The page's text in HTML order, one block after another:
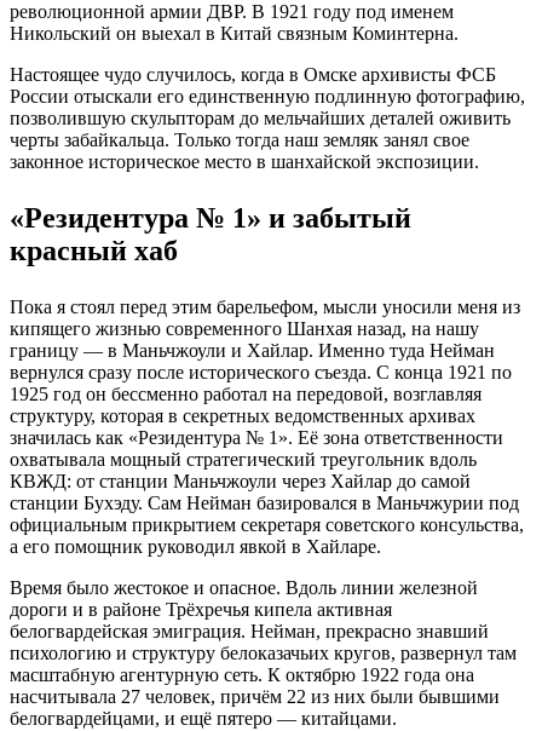
революционной армии ДВР. В 1921 году под именем
Никольский он выехал в Китай связным Коминтерна.
Настоящее чудо случилось, когда в Омске архивисты ФСБ
России отыскали его единственную подлинную фотографию,
позволившую скульпторам до мельчайших деталей оживить
черты забайкальца. Только тогда наш земляк занял свое
законное историческое место в шанхайской экспозиции.
«Резидентура № 1» и забытый
красный хаб
Пока я стоял перед этим барельефом, мысли уносили меня из
кипящего жизнью современного Шанхая назад, на нашу
границу — в Маньчжоули и Хайлар. Именно туда Нейман
вернулся сразу после исторического съезда. С конца 1921 по
1925 год он бессменно работал на передовой, возглавляя
структуру, которая в секретных ведомственных архивах
значилась как «Резидентура № 1». Её зона ответственности
охватывала мощный стратегический треугольник вдоль
КВЖД: от станции Маньчжоули через Хайлар до самой
станции Бухэду. Сам Нейман базировался в Маньчжурии под
официальным прикрытием секретаря советского консульства,
а его помощник руководил явкой в Хайларе.
Время было жестокое и опасное. Вдоль линии железной
дороги и в районе Трёхречья кипела активная
белогвардейская эмиграция. Нейман, прекрасно знавший
психологию и структуру белоказачьих кругов, развернул там
масштабную агентурную сеть. К октябрю 1922 года она
насчитывала 27 человек, причём 22 из них были бывшими
белогвардейцами, и ещё пятеро — китайцами.